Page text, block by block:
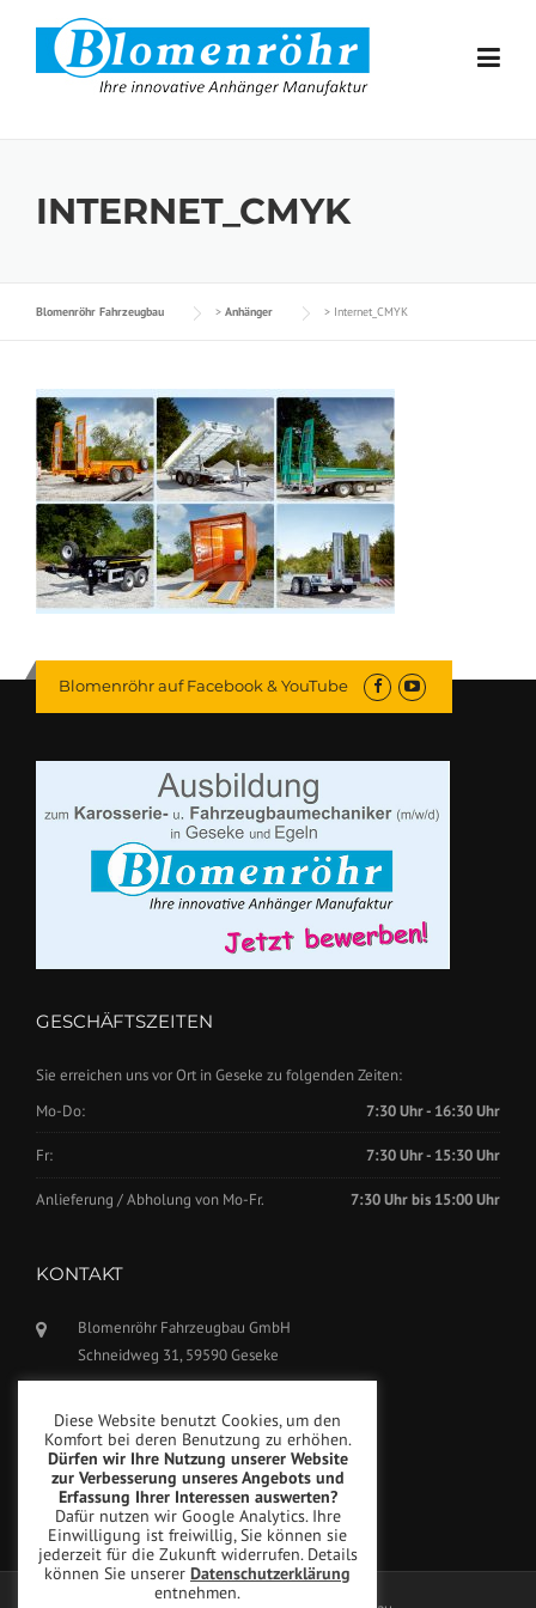
Skip to content
INTERNET_CMYK
Blomenröhr Fahrzeugbau > Anhänger > Internet_CMYK
Blomenröhr auf Facebook & YouTube
GESCHÄFTSZEITEN
Sie erreichen uns vor Ort in Geseke zu folgenden Zeiten:
Mo-Do:
7:30 Uhr - 16:30 Uhr
Fr: 7:30 Uhr - 15:30 Uhr
Anlieferung / Abholung von Mo-Fr. 7:30 Uhr bis 15:00 Uhr
KONTAKT
Blomenröhr Fahrzeugbau GmbH
Schneidweg 31, 59590 Geseke
Fax: +49(0)2942-5799777
info@blomenroehr.com
Diese Website benutzt Cookies, um den
Komfort bei deren Benutzung zu erhöhen.
Dürfen wir Ihre Nutzung unserer Website
zur Verbesserung unseres Angebots und
Erfassung Ihrer Interessen auswerten?
Dafür nutzen wir Google Analytics. Ihre
Einwilligung ist freiwillig, Sie können sie
jederzeit für die Zukunft widerrufen. Details
können Sie unserer Datenschutzerklärung
entnehmen.